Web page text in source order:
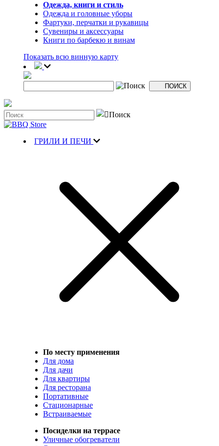
Одежда, книги и стиль
Одежда и головные уборы
Фартуки, перчатки и рукавицы
Сувениры и аксессуары
Книги по барбекю и винам
Показать всю винную карту
ГРИЛИ И ПЕЧИ
По месту применения
Для дома
Для дачи
Для квартиры
Для ресторана
Портативные
Стационарные
Встраиваемые
Посиделки на террасе
Уличные обогреватели